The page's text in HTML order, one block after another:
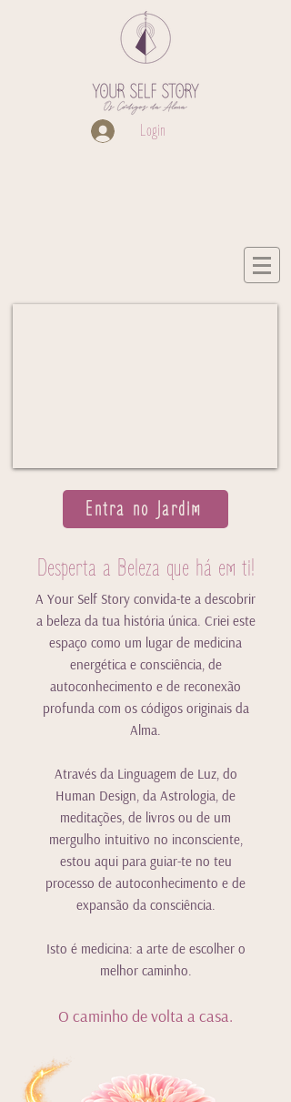
Login
Entra no Jardim
Desperta a Beleza que há em ti!
A Your Self Story convida-te a descobrir
a beleza da tua história única. Criei este
espaço como um lugar de medicina
energética e consciência, de
autoconhecimento e de reconexão
profunda com os códigos originais da
Alma.
Através da Linguagem de Luz, do
Human Design, da Astrologia, de
meditações, de livros ou de um
mergulho intuitivo no inconsciente,
estou aqui para guiar-te no teu
processo de autoconhecimento e de
expansão da consciência.
Isto é medicina: a arte de escolher o
melhor caminho.
O caminho de volta a casa.